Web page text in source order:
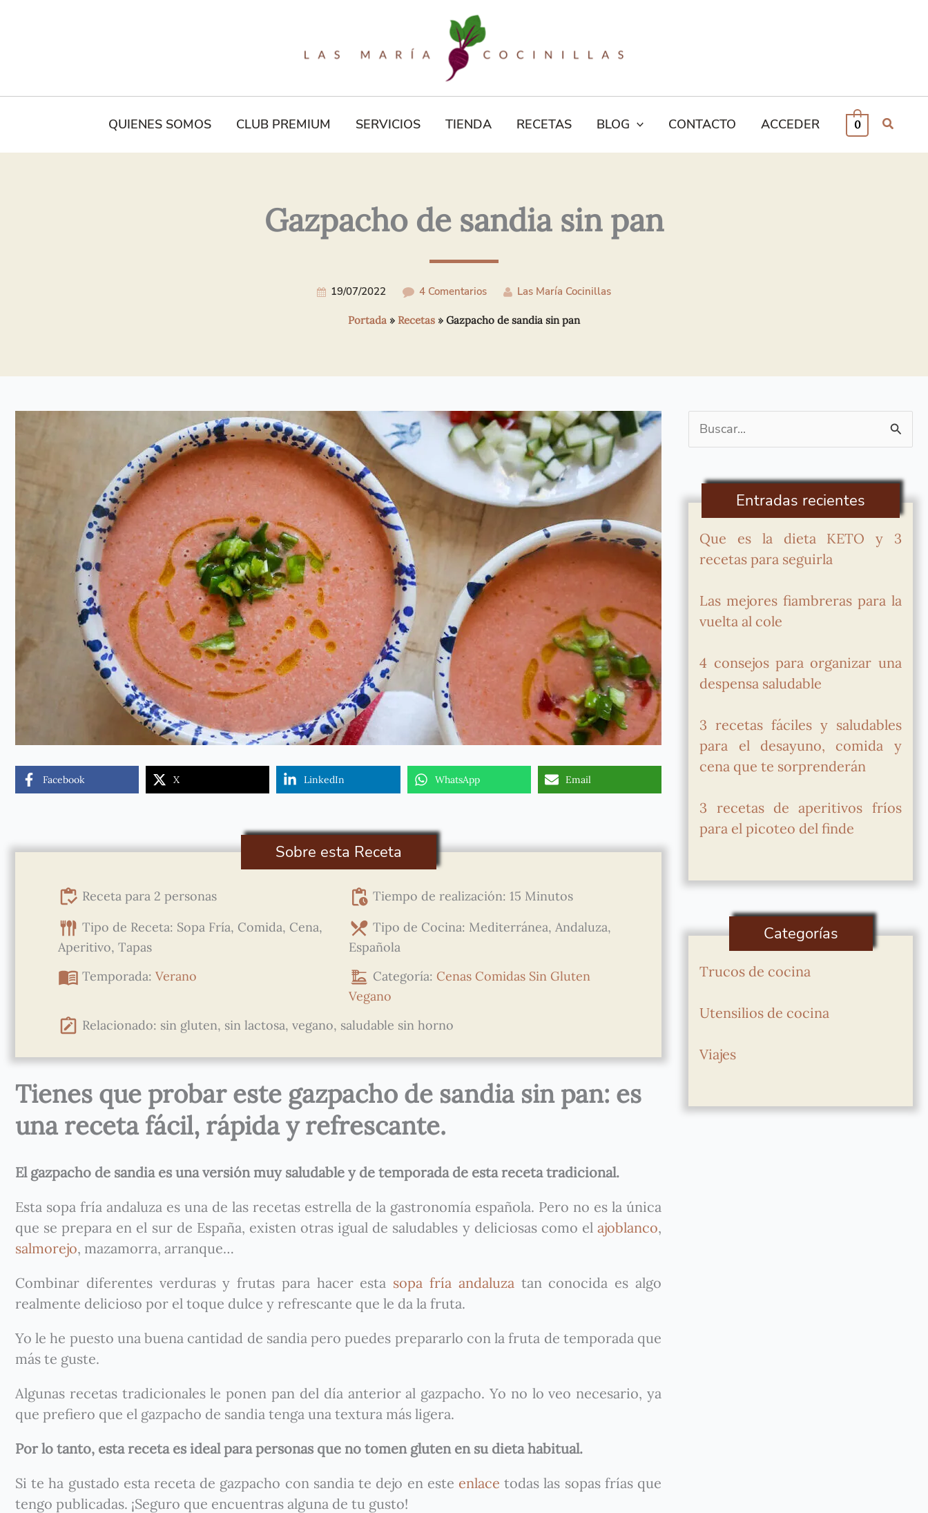
QUIENES SOMOS CLUB PREMIUM SERVICIOS TIENDA RECETAS BLOG CONTACTO ACCEDER 0
Gazpacho de sandia sin pan
19/07/2022 4 Comentarios Las María Cocinillas
Portada » Recetas » Gazpacho de sandia sin pan
Facebook X LinkedIn WhatsApp Email
Sobre esta Receta
Receta para 2 personas
Tiempo de realización: 15 Minutos
Tipo de Receta: Sopa Fría, Comida, Cena,
Aperitivo, Tapas
Tipo de Cocina: Mediterránea, Andaluza,
Española
Temporada: Verano Categoría: Cenas Comidas Sin Gluten
Vegano
Relacionado: sin gluten, sin lactosa, vegano, saludable sin horno
Tienes que probar este gazpacho de sandia sin pan: es
una receta fácil, rápida y refrescante.
El gazpacho de sandia es una versión muy saludable y de temporada de esta receta tradicional.
Esta sopa fría andaluza es una de las recetas estrella de la gastronomía española. Pero no es la única
que se prepara en el sur de España, existen otras igual de saludables y deliciosas como el ajoblanco,
salmorejo, mazamorra, arranque…
Combinar diferentes verduras y frutas para hacer esta sopa fría andaluzatan conocida es algo
realmente delicioso por el toque dulce y refrescante que le da la fruta.
Yo le he puesto una buena cantidad de sandia pero puedes prepararlo con la fruta de temporada que
más te guste.
Algunas recetas tradicionales le ponen pan del día anterior al gazpacho. Yo no lo veo necesario, ya
que prefiero que el gazpacho de sandia tenga una textura más ligera.
Por lo tanto, esta receta es ideal para personas que no tomen gluten en su dieta habitual.
Si te ha gustado esta receta de gazpacho con sandia te dejo en este enlace todas las sopas frías que
tengo publicadas. ¡Seguro que encuentras alguna de tu gusto!
Electrónico*
Buscar
por:
Entradas recientes
Que es la dieta KETO y 3
recetas para seguirla
Las mejores fiambreras para la
vuelta al cole
4 consejos para organizar una
despensa saludable
3 recetas fáciles y saludables
para el desayuno, comida y
cena que te sorprenderán
3 recetas de aperitivos fríos
para el picoteo del finde
Categorías
Trucos de cocina
Utensilios de cocina
Viajes